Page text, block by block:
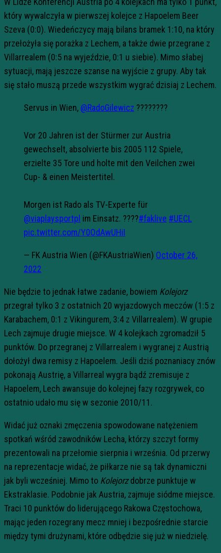
który wywalczyła w pierwszej kolejce z Hapoelem Beer
Szeva (0:0). Wiedeńczycy mają bilans bramek 1:10, na który
przełożyła się porażka z Lechem, a także dwie przegrane z
Villarrealem (0:5 na wyjeździe, 0:1 u siebie). Mimo słabej
sytuacji, mają jeszcze szanse na wyjście z grupy. Aby tak
się stało muszą przede wszystkim wygrać dzisiaj z Lechem.
Servus in Wien, @RadoGilewicz ????????
Vor 20 Jahren ist der Stürmer zur Austria
gewechselt, absolvierte bis 2005 112 Spiele,
erzielte 35 Tore und holte mit den Veilchen zwei
Cup- & einen Meistertitel.
Morgen ist Rado als TV-Experte für
@viaplaysportpl im Einsatz. ????️#faklive #UECL
pic.twitter.com/Y0OdAwUHiI
— FK Austria Wien (@FKAustriaWien) October 26,
2022
Nie będzie to jednak łatwe zadanie, bowiem Kolejorz
przegrał tylko 3 z ostatnich 20 wyjazdowych meczów (1:5 z
Karabachem, 0:1 z Vikingurem, 3:4 z Villarrealem). W grupie
Lech zajmuje drugie miejsce. W 4 kolejkach zgromadził 5
punktów. Do przegranej z Villarrealem i wygranej z Austrią
dołożył dwa remisy z Hapoelem. Jeśli dziś poznaniacy znów
pokonają Austrię, a Villarreal wygra bądź zremisuje z
Hapoelem, Lech awansuje do kolejnej fazy rozgrywek, co
ostatnio udało mu się w sezonie 2010/11.
Widać już oznaki zmęczenia spowodowane natężeniem
spotkań wśród zawodników Lecha, którzy szczyt formy
prezentowali na przełomie sierpnia i września. Od przerwy
na reprezentacje widać, że piłkarze nie są tak dynamiczni
jak byli wcześniej. Mimo to Kolejorzdobrze punktuje w
Ekstraklasie. Podobnie jak Austria, zajmuje siódme miejsce.
Traci 10 punktów do liderującego Rakowa Częstochowa,
mając jeden rozegrany mecz mniej i bezpośrednie starcie
między tymi drużynami, które odbędzie się już w niedzielę.